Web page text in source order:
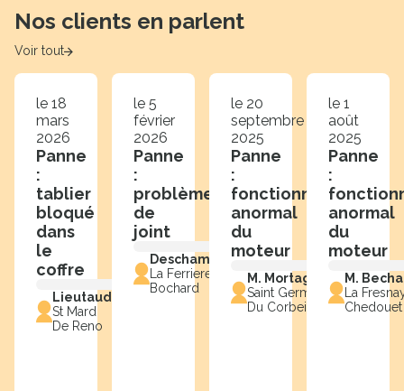
Nos clients en parlent
Voir tout
le 18
mars
2026
Panne
:
tablier
bloqué
dans
le
coffre
Lieutaud
St Mard
De Reno
le 5
février
2026
Panne
:
problème
de
joint
Deschamps
La Ferriere
Bochard
le 20
septembre
2025
Panne
:
fonctionnement
anormal
du
moteur
M. Mortagne
Saint Germain
Du Corbeis
le 1
août
2025
Panne
:
anormal
du
moteur
M.
La
Chedouet